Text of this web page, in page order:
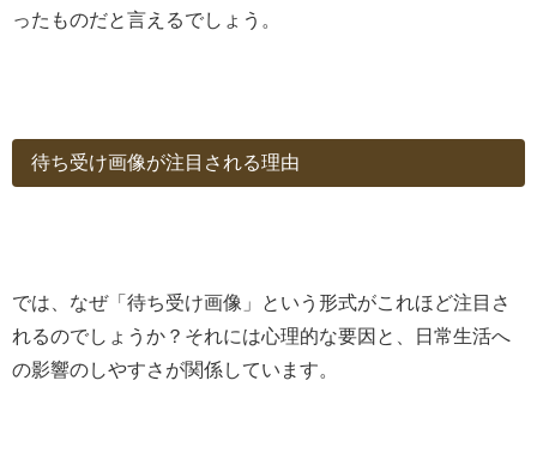
ったものだと言えるでしょう。
待ち受け画像が注目される理由
では、なぜ「待ち受け画像」という形式がこれほど注目さ
れるのでしょうか？それには心理的な要因と、日常生活へ
の影響のしやすさが関係しています。